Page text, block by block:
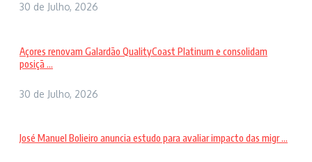
30 de Julho, 2026
Açores renovam Galardão QualityCoast Platinum e consolidam
posiçã ...
30 de Julho, 2026
José Manuel Bolieiro anuncia estudo para avaliar impacto das migr ...